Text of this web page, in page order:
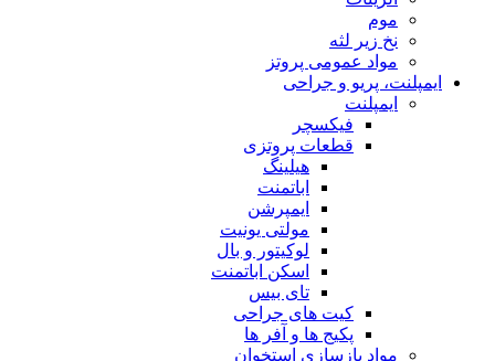
موم
نخ زیر لثه
مواد عمومی پروتز
ایمپلنت، پریو و جراحی
ایمپلنت
فیکسچر
قطعات پروتزی
هیلینگ
اباتمنت
ایمپرشن
مولتی یونیت
لوکیتور و بال
اسکن اباتمنت
تای بیس
کیت های جراحی
پکیج ها و آفر ها
مواد بازسازی استخوان